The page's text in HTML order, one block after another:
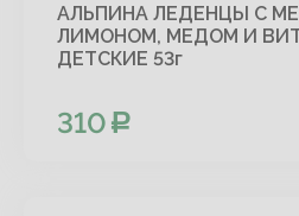
АЛЬПИНА ЛЕДЕНЦЫ С
ЛИМОНОМ, МЕДОМ И
ДЕТСКИЕ 53г
310